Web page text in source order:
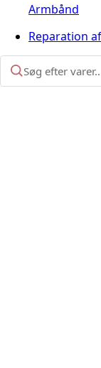
Armbånd
Reparation